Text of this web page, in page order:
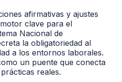
afirmativas y ajustes
clave para el
Nacional de
la obligatoriedad al
a los entornos laborales.
un puente que conecta
reales.